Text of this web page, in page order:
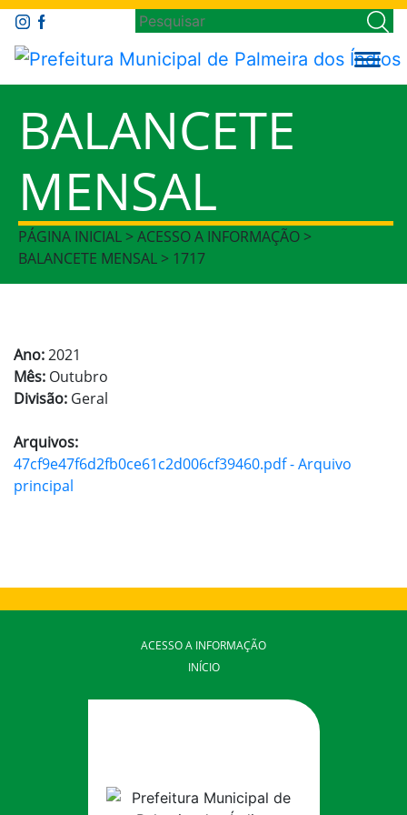
BALANCETE
MENSAL
PÁGINA INICIAL > ACESSO A INFORMAÇÃO >
BALANCETE MENSAL > 1717
Ano:2021
Mês: Outubro
Divisão: Geral
Arquivos:
47cf9e47f6d2fb0ce61c2d006cf39460.pdf - Arquivo
principal
ACESSO A INFORMAÇÃO
INÍCIO